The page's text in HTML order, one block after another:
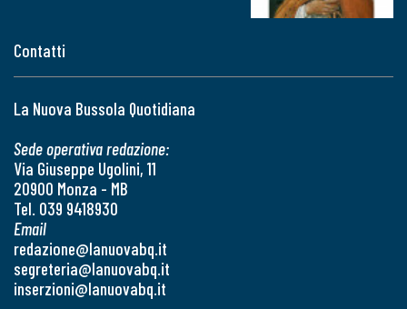
Contatti
La Nuova Bussola Quotidiana
Sede operativa redazione:
Via Giuseppe Ugolini, 11
20900 Monza - MB
Tel. 039 9418930
Email
redazione@lanuovabq.it
segreteria@lanuovabq.it
inserzioni@lanuovabq.it